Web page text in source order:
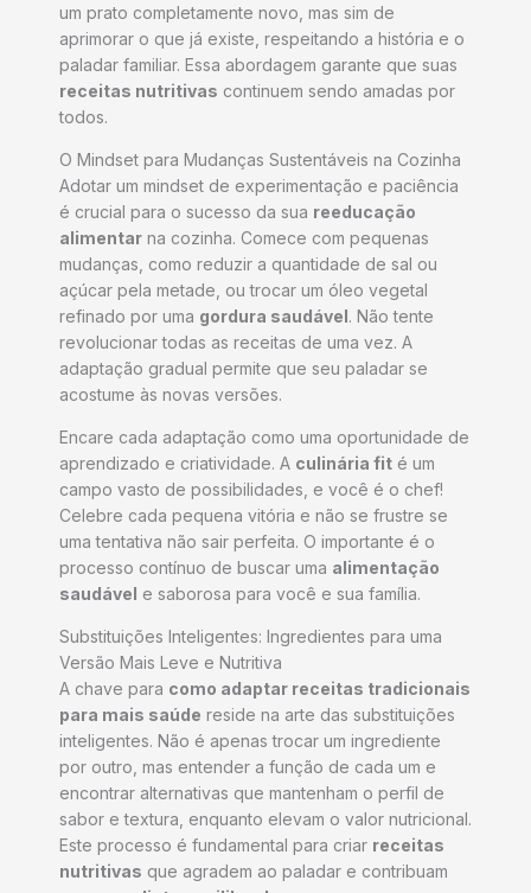
um prato completamente novo, mas sim de
aprimorar o que já existe, respeitando a história e o
paladar familiar. Essa abordagem garante que suas
receitas nutritivas continuem sendo amadas por
todos.
O Mindset para Mudanças Sustentáveis na Cozinha
Adotar um mindset de experimentação e paciência
é crucial para o sucesso da sua reeducação
alimentar na cozinha. Comece com pequenas
mudanças, como reduzir a quantidade de sal ou
açúcar pela metade, ou trocar um óleo vegetal
refinado por uma gordura saudável. Não tente
revolucionar todas as receitas de uma vez. A
adaptação gradual permite que seu paladar se
acostume às novas versões.
Encare cada adaptação como uma oportunidade de
aprendizado e criatividade. A culinária fit é um
campo vasto de possibilidades, e você é o chef!
Celebre cada pequena vitória e não se frustre se
uma tentativa não sair perfeita. O importante é o
processo contínuo de buscar uma alimentação
saudável e saborosa para você e sua família.
Substituições Inteligentes: Ingredientes para uma
Versão Mais Leve e Nutritiva
A chave para como adaptar receitas tradicionais
para mais saúde reside na arte das substituições
inteligentes. Não é apenas trocar um ingrediente
por outro, mas entender a função de cada um e
encontrar alternativas que mantenham o perfil de
sabor e textura, enquanto elevam o valor nutricional.
Este processo é fundamental para criar receitas
nutritivas que agradem ao paladar e contribuam